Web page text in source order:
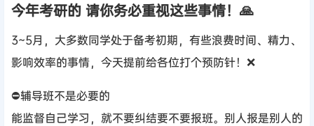
今年考研的 请你务必重视这些事情！🙏
3~5月，大多数同学处于备考初期，有些浪费时间、精力、
影响效率的事情，今天提前给各位打个预防针！❌
⛔辅导班不是必要的
能监督自己学习，就不要纠结要不要报班。别人报是别人的